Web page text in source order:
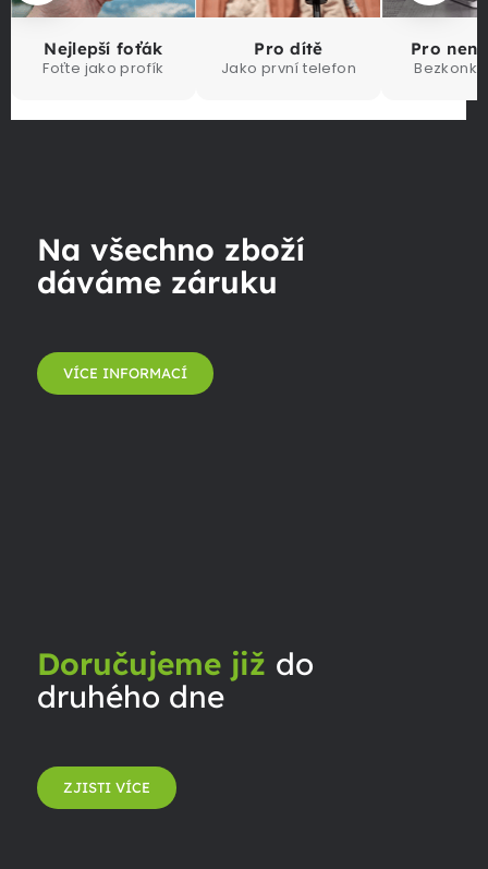
Nejlepší foťák
Foťte jako profík
Pro dítě
Jako první telefon
Pro
Na všechno zboží
dáváme záruku
VÍCE INFORMACÍ
Doručujeme již do
druhého dne
ZJISTI VÍCE